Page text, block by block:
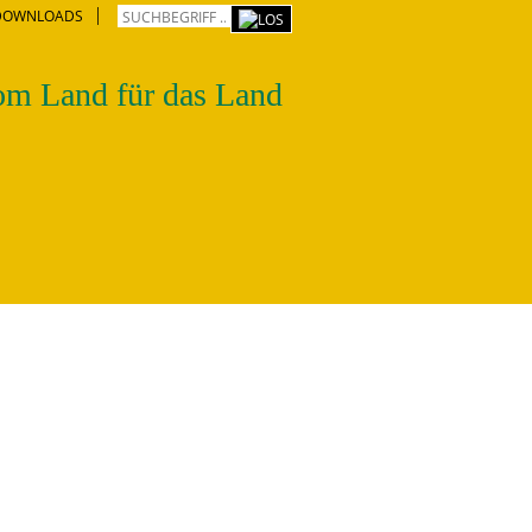
Land für das Land